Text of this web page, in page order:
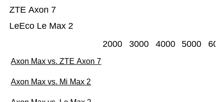
LeEco Le Max 2
ZTE Axon 7
2000 3000 4000 5000
Axon Max vs. ZTE Axon 7
Axon Max vs. Mi Max 2